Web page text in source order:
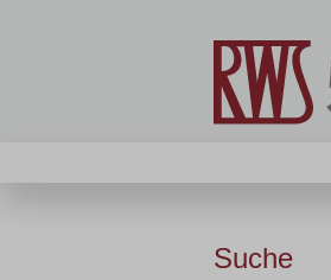
Suche